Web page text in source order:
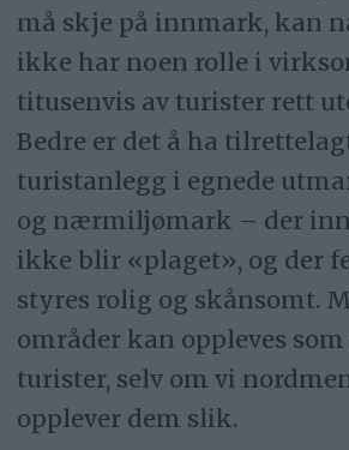
må skje på innmark, kan
ikke har noen rolle i
titusenvis av turister rett
Bedre er det å ha
turistanlegg i egnede
og nærmiljømark – der
ikke blir «plaget», og der
styres rolig og skånsomt.
områder kan oppleves
turister, selv om vi
opplever dem slik.